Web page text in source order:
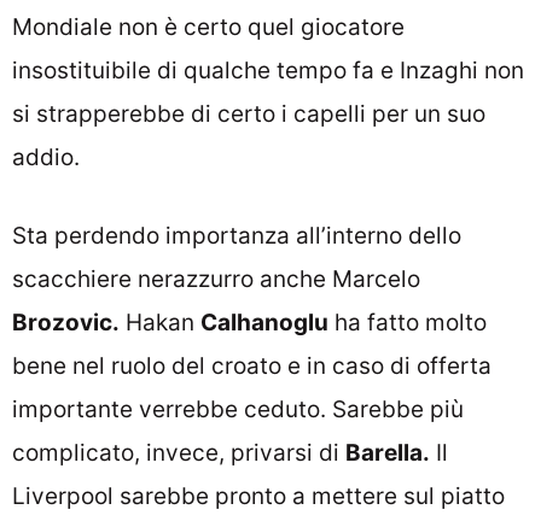
Mondiale non è certo quel giocatore
insostituibile di qualche tempo fa e Inzaghi non
si strapperebbe di certo i capelli per un suo
addio.
Sta perdendo importanza all’interno dello
scacchiere nerazzurro anche Marcelo
Brozovic. Hakan Calhanoglu ha fatto molto
bene nel ruolo del croato e in caso di offerta
importante verrebbe ceduto. Sarebbe più
complicato, invece, privarsi di Barella. Il
Liverpool sarebbe pronto a mettere sul piatto